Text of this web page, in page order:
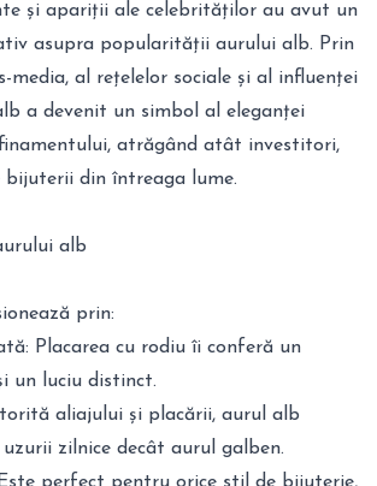
și apariții ale celebrităților au avut un
asupra popularității aurului alb. Prin
media, al rețelelor sociale și al influenței
a devenit un simbol al eleganței
atrăgând atât investitori,
din întreaga lume.
alb
prin:
Placarea cu rodiu îi conferă un
un luciu distinct.
aliajului și placării, aurul alb
zilnice decât aurul galben.